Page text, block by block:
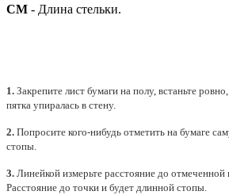
СМ - Длина стельки.
1. Закрепите лист бумаги на полу, встаньте
пятка упиралась в стену.
2. Попросите кого-нибудь отметить на бумаге
стопы.
3. Линейкой измерьте расстояние до отмеченной
Расстояние до точки и будет длинной стопы.